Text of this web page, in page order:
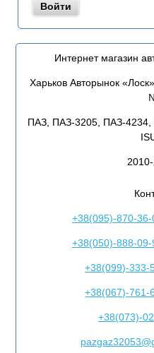
Интернет магазин
Харьков Авторынок
ПАЗ, ПАЗ-3205, ПАЗ-4234,
+38(095)-870-36-
+38(050)-888-09-
+38(099)-333-
+38(067)-761-
+38(073)-